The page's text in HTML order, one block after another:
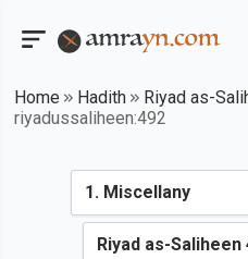
Home Hadith Riyad as-
riyadussaliheen:492